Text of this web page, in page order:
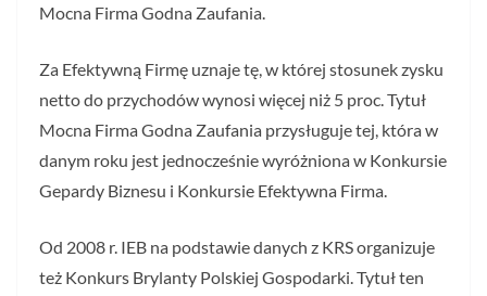
Mocna Firma Godna Zaufania.
Za Efektywną Firmę uznaje tę, w której stosunek zysku
netto do przychodów wynosi więcej niż 5 proc. Tytuł
Mocna Firma Godna Zaufania przysługuje tej, która w
danym roku jest jednocześnie wyróżniona w Konkursie
Gepardy Biznesu i Konkursie Efektywna Firma.
Od 2008 r. IEB na podstawie danych z KRS organizuje
też Konkurs Brylanty Polskiej Gospodarki. Tytuł ten